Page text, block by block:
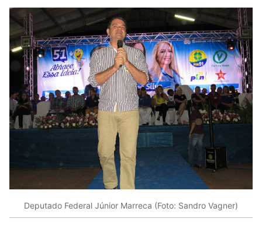
Deputado Federal Júnior Marreca (Foto: Sandro Vagner)